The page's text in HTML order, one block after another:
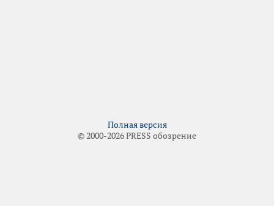
Полная версия
© 2000-2026 PRESS обозрение